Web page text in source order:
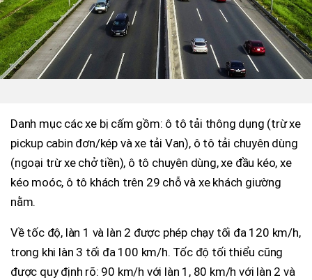
Danh mục các xe bị cấm gồm: ô tô tải thông dụng (trừ xe
pickup cabin đơn/kép và xe tải Van), ô tô tải chuyên dùng
(ngoại trừ xe chở tiền), ô tô chuyên dùng, xe đầu kéo, xe
kéo moóc, ô tô khách trên 29 chỗ và xe khách giường
nằm.
Về tốc độ, làn 1 và làn 2 được phép chạy tối đa 120 km/h,
trong khi làn 3 tối đa 100 km/h. Tốc độ tối thiểu cũng
được quy định rõ: 90 km/h với làn 1, 80 km/h với làn 2 và